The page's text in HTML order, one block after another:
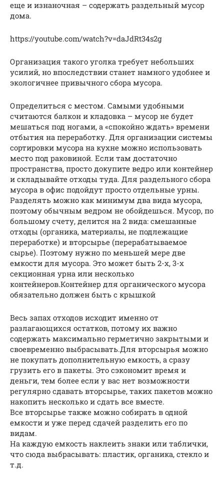
еще и изнаночная – содержать раздельный мусор
дома.
https://youtube.com/watch?v=daJdRt34s2g
Организация такого уголка требует небольших
усилий, но впоследствии станет намного удобнее и
экологичнее привычного сбора мусора.
Определиться с местом. Самыми удобными
считаются балкон и кладовка – мусор не будет
мешаться под ногами, а «спокойно ждать» времени
отбытия на переработку. Для организации системы
сортировки мусора на кухне можно использовать
место под раковиной. Если там достаточно
пространства, просто докупите ведро или контейнер
и складывайте отходы туда. Для раздельного сбора
мусора в офис подойдут просто отдельные урны.
Разделять можно как минимум два вида мусора,
поэтому обычным ведром не обойдешься. Мусор, по
большому счету, делится на 2 вида: смешанные
отходы (органика, материалы, не подлежащие
переработке) и вторсырье (перерабатываемое
сырье). Поэтому нужно по меньшей мере две
емкости для мусора. Это может быть 2-х, 3-х
секционная урна или несколько
контейнеров.Контейнер для органического мусора
обязательно должен быть с крышкой
Весь запах отходов исходит именно от
разлагающихся остатков, потому их важно
содержать максимально герметично закрытыми и
своевременно выбрасывать.Для вторсырья можно
не покупать дополнительную емкость, а сразу
грузить его в пакеты. Это сэкономит время и
деньги, тем более если у вас нет возможности
регулярно сдавать вторсырье, таких пакетов можно
накопить несколько и сдать все вместе.
Все вторсырье также можно собирать в одной
емкости и уже перед сдачей разделить его по
видам.
На каждую емкость наклеить знаки или таблички,
что сюда выбрасывать: пластик, органика, стекло и
т.д.